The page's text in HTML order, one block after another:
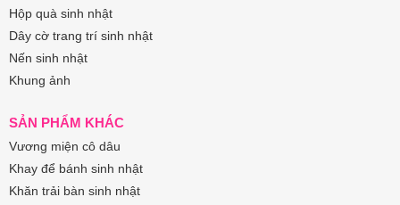
Hộp quà sinh nhật
Dây cờ trang trí sinh nhật
Nến sinh nhật
Khung ảnh
SẢN PHẨM KHÁC
Vương miện cô dâu
Khay để bánh sinh nhật
Khăn trải bàn sinh nhật